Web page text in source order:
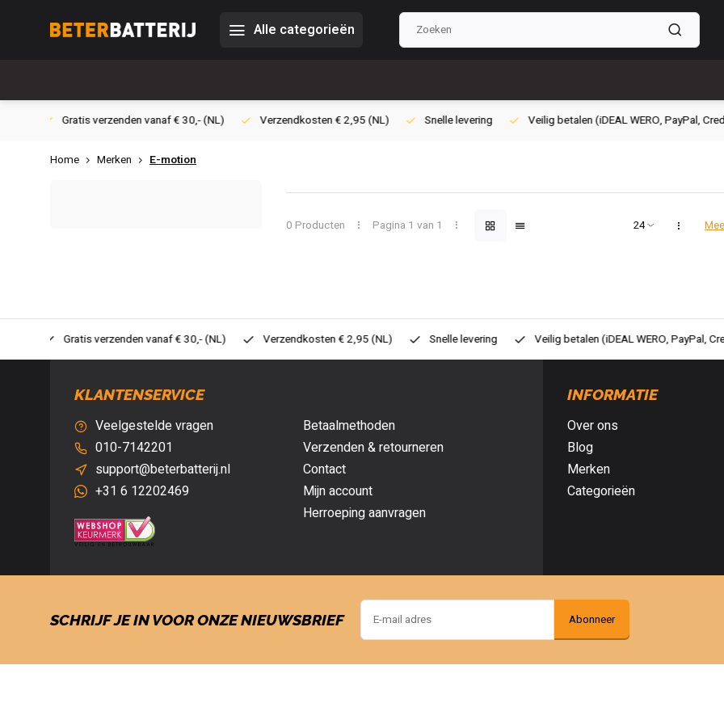
Alle categorieën
Verzendkosten € 2,95 (NL) Snelle levering Veilig betalen (iDEAL WERO, PayPal, Credit card of Achteraf betalen)
Home Merken E-motion
0 Producten Pagina 1 van 1
Verzendkosten € 2,95 (NL) Snelle levering Veilig betalen (iDEAL WERO, PayPal, Credit card of Achteraf betalen)
KLANTENSERVICE
Veelgestelde vragen
010-7142201
support@beterbatterij.nl
+31 6 12202469
Betaalmethoden
Verzenden & retourneren
Contact
Mijn account
Herroeping aanvragen
INFORMATIE
Over ons
Blog
Merken
Categorieën
SCHRIJF JE IN VOOR ONZE NIEUWSBRIEF Abonneer